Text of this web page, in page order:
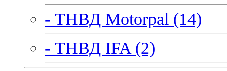
- ТНВД Motorpal (14)
- ТНВД IFA (2)